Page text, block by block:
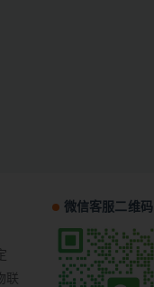
联
微信客服二维码